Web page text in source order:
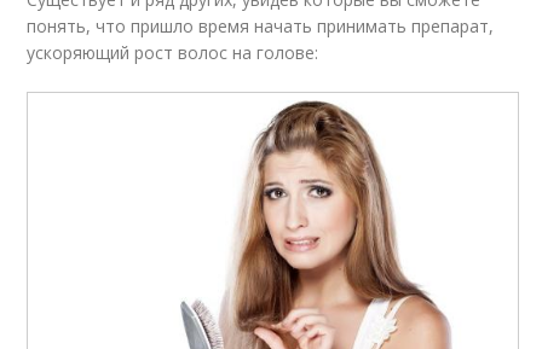
понять, что пришло время начать принимать препарат,
ускоряющий рост волос на голове: